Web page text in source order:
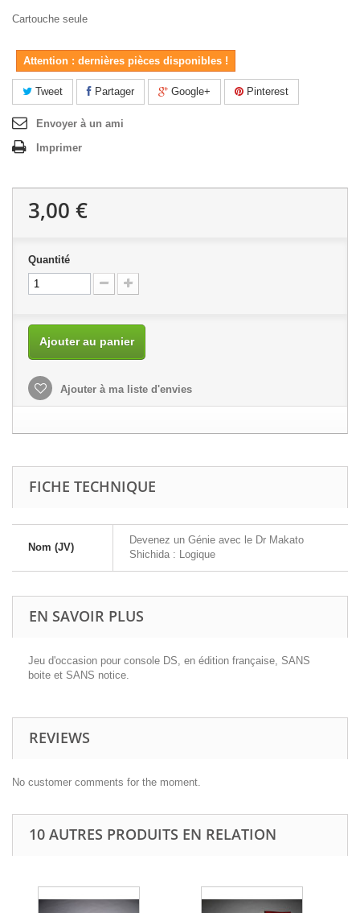
Cartouche seule
Attention : dernières pièces disponibles !
Tweet Partager Google+ Pinterest
Envoyer à un ami
Imprimer
3,00 €
Quantité
Ajouter au panier
Ajouter à ma liste d'envies
FICHE TECHNIQUE
Nom (JV)
Devenez un Génie avec le Dr Makato
Shichida : Logique
EN SAVOIR PLUS
Jeu d'occasion pour console DS, en édition française, SANS
boite et SANS notice.
REVIEWS
No customer comments for the moment.
10 AUTRES PRODUITS EN RELATION